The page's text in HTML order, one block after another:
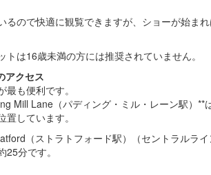
るので快適に観覧できますが、ショーが始ま
トは16歳未満の方には推奨されていません。
アクセス
最も便利です。
Mill Lane（パディング・ミル・レーン駅）
しています。
（ストラトフォード駅）（セントラルラ
25分です。